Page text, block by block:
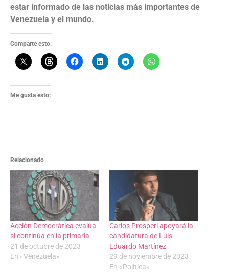
estar informado de las noticias más importantes de
Venezuela y el mundo.
Comparte esto:
Me gusta esto:
Relacionado
Acción Democrática evalúa
si continúa en la primaria
21 de octubre de 2023
En «Venezuela»
Carlos Prosperi apoyará la
candidatura de Luis
Eduardo Martínez
29 de noviembre de 2023
En «Política»